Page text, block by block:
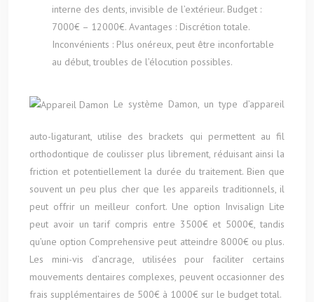
interne des dents, invisible de l’extérieur. Budget :
7000€ – 12000€. Avantages : Discrétion totale.
Inconvénients : Plus onéreux, peut être inconfortable
au début, troubles de l’élocution possibles.
Le système Damon, un type d’appareil
auto-ligaturant, utilise des brackets qui permettent au fil
orthodontique de coulisser plus librement, réduisant ainsi la
friction et potentiellement la durée du traitement. Bien que
souvent un peu plus cher que les appareils traditionnels, il
peut offrir un meilleur confort. Une option Invisalign Lite
peut avoir un tarif compris entre 3500€ et 5000€, tandis
qu’une option Comprehensive peut atteindre 8000€ ou plus.
Les mini-vis d’ancrage, utilisées pour faciliter certains
mouvements dentaires complexes, peuvent occasionner des
frais supplémentaires de 500€ à 1000€ sur le budget total.